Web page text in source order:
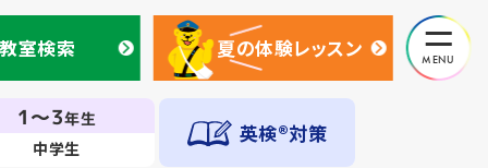
教室検索
夏の体験レッスン
夏の体験レッスン
1～3年生
中学生
英検®対策